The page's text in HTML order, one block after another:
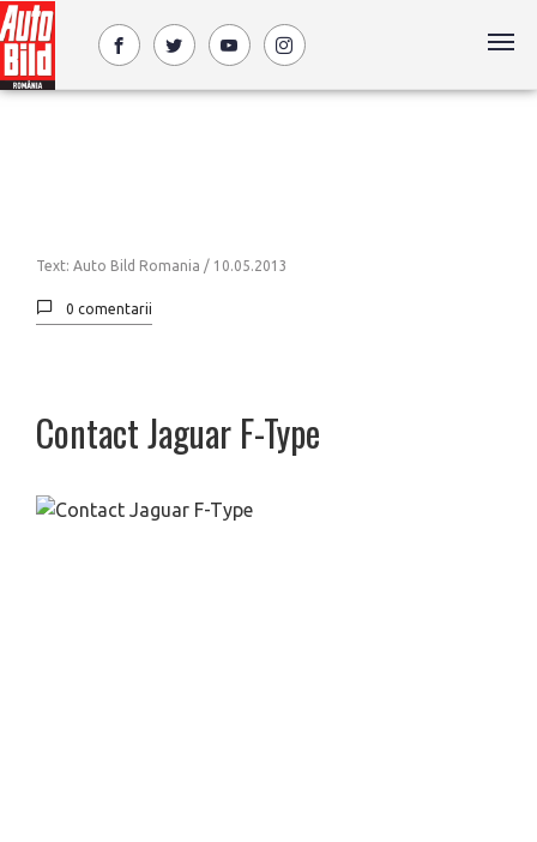
Text: Auto Bild Romania / 10.05.2013
0 comentarii
Contact Jaguar F-Type